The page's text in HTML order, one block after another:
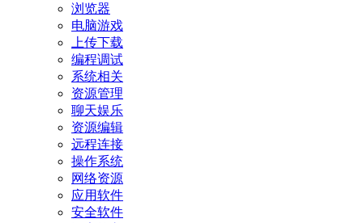
浏览器
电脑游戏
上传下载
编程调试
系统相关
资源管理
聊天娱乐
资源编辑
远程连接
操作系统
网络资源
应用软件
安全软件